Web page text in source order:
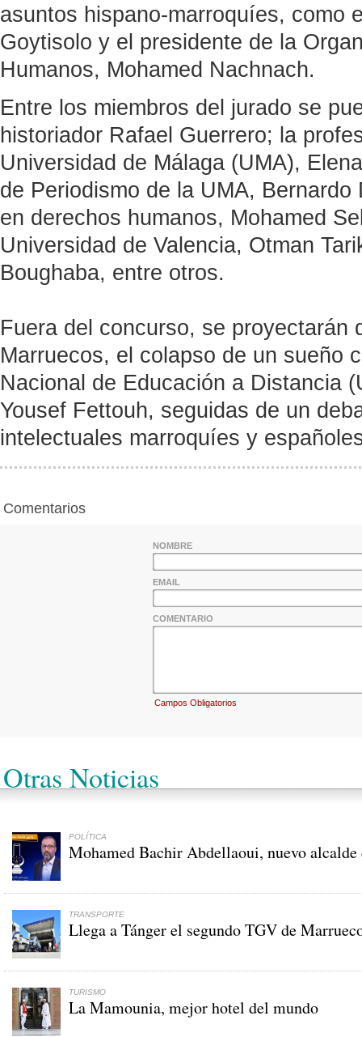
asuntos hispano-marroquíes, como
Goytisolo y el presidente de la
Humanos, Mohamed Nachnach.
Entre los miembros del jurado se
historiador Rafael Guerrero; la
Universidad de Málaga (UMA),
de Periodismo de la UMA,
en derechos humanos, Mohamed
Universidad de Valencia, Otman
Boughaba, entre otros.
Fuera del concurso, se proyectarán
Marruecos, el colapso de un sueño
Nacional de Educación a Distancia
Yousef Fettouh, seguidas de un
intelectuales marroquíes y
Comentarios
NOMBRE
EMAIL
COMENTARIO
Campos Obligatorios
Otras Noticias
POLÍTICA
Mohamed Bachir Abdellaoui, nuevo alcalde
TRANSPORTE
Llega a Tánger el segundo TGV de
TURISMO
La Mamounia, mejor hotel del mundo